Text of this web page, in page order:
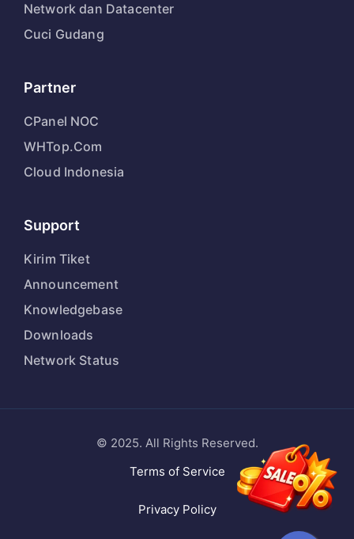
Network dan Datacenter
Cuci Gudang
Partner
CPanel NOC
WHTop.Com
Cloud Indonesia
Support
Kirim Tiket
Announcement
Knowledgebase
Downloads
Network Status
© 2025. All Rights Reserved.
Terms of Service
Privacy Policy